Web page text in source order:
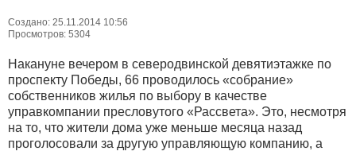
Создано: 25.11.2014 10:56
Просмотров: 5304
Накануне вечером в северодвинской девятиэтажке по
проспекту Победы, 66 проводилось «собрание»
собственников жилья по выбору в качестве
управкомпании пресловутого «Рассвета». Это, несмотря
на то, что жители дома уже меньше месяца назад
проголосовали за другую управляющую компанию, а